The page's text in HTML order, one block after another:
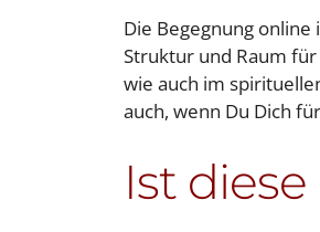
Die Begegnung
Struktur und Raum
wie auch im
auch, wenn Du Dich
Ist